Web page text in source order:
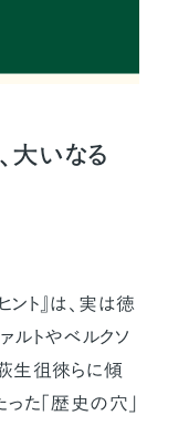
大いなる
ト』は、実は徳
ルトやベルクソ
生徂徠らに傾
た「歴史の穴」